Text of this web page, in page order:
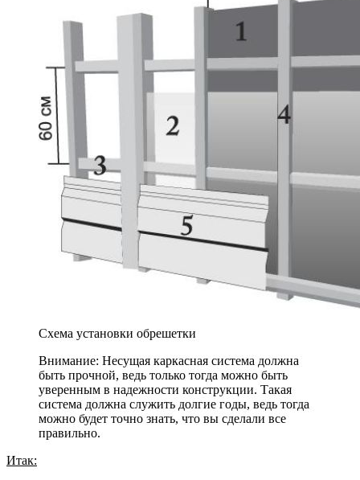
Схема установки обрешетки
Внимание: Несущая каркасная система должна
быть прочной, ведь только тогда можно быть
уверенным в надежности конструкции. Такая
система должна служить долгие годы, ведь тогда
можно будет точно знать, что вы сделали все
правильно.
Итак: